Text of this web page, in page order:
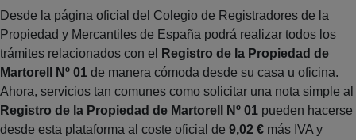
Desde la página oficial del Colegio de Registradores de la
Propiedad y Mercantiles de España podrá realizar todos los
trámites relacionados con el
Registro de la Propiedad de
Martorell Nº 01 de manera cómoda desde su casa u oficina.
Ahora, servicios tan comunes como solicitar una nota simple al
Registro de la Propiedad de Martorell Nº 01 pueden hacerse
desde esta plataforma al coste oficial de 9,02 € más IVA y